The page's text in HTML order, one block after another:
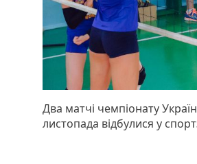
Два матчі чемпіонату
листопада відбулися у